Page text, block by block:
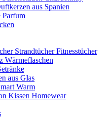
aus Spanien
Parfum
Strandtücher Fitnesstücher
Wärmeflaschen
aus Glas
Warm
Kissen Homewear